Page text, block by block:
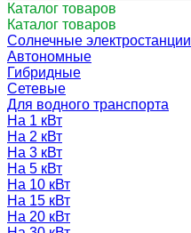
Каталог товаров
Каталог товаров
Солнечные электростанции
Автономные
Гибридные
Сетевые
Для водного транспорта
На 1 кВт
На 2 кВт
На 3 кВт
На 5 кВт
На 10 кВт
На 15 кВт
На 20 кВт